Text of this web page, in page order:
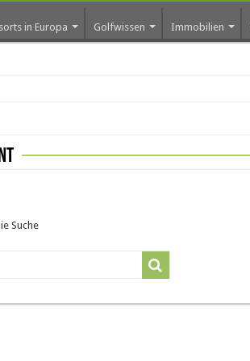
in Europa Golfwissen Immobilien
Suche